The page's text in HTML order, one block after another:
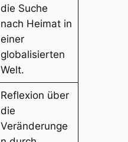
die Suche
nach Heimat in
einer
globalisierten
Welt.
Reflexion über
die
Veränderunge